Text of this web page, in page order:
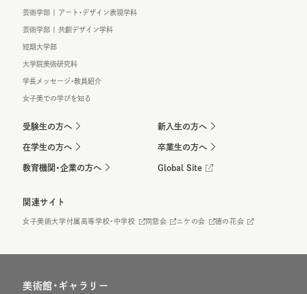
芸術学部 | アート・デザイン表現学科
芸術学部 | 共創デザイン学科
短期大学部
大学院美術研究科
学長メッセージ・教員紹介
女子美での学びを知る
受験生の方へ 新入生の方へ
在学生の方へ 卒業生の方へ
教育機関・企業の方へ Global Site
関連サイト
女子美術大学付属高等学校・中学校 同窓会 ニケの会 徳の花会
美術館・ギャラリー